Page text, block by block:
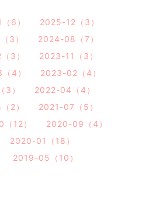
6）
2025-12（3）
3）
2024-08（7）
3）
2023-11（3）
4）
2023-02（4）
）
2022-04（4）
2）
2021-07（5）
12）
2020-09（4）
2020-01（18）
2019-05（10）